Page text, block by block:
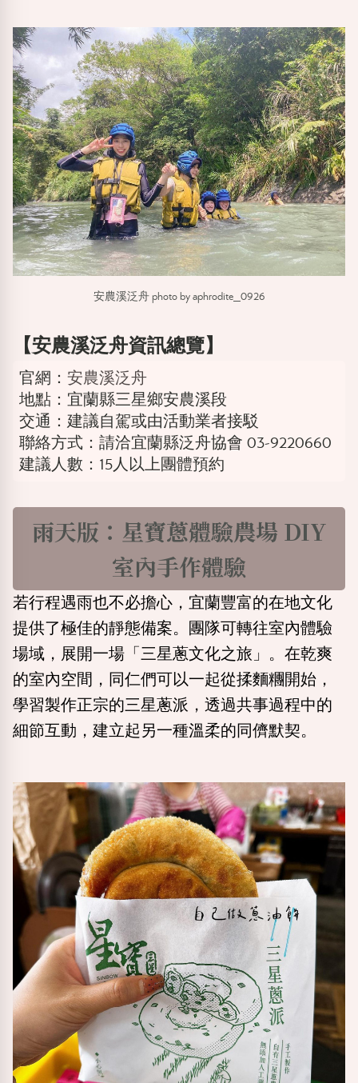
安農溪泛舟 photo by aphrodite_0926
【安農溪泛舟資訊總覽】
官網： 安農溪泛舟
地點：宜蘭縣三星鄉安農溪段
交通：建議自駕或由活動業者接駁
聯絡方式：請洽宜蘭縣泛舟協會 03-9220660
建議人數：15人以上團體預約
雨天版：星寶蔥體驗農場 DIY
室內手作體驗
若行程遇雨也不必擔心，宜蘭豐富的在地文化
提供了極佳的靜態備案。團隊可轉往室內體驗
場域，展開一場「三星蔥文化之旅」。在乾爽
的室內空間，同仁們可以一起從揉麵糰開始，
學習製作正宗的三星蔥派，透過共事過程中的
細節互動，建立起另一種溫柔的同儕默契。